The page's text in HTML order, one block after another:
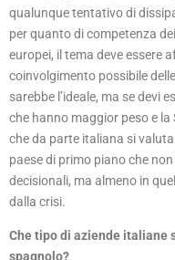
qualunque tentativo di
per quanto di competenza
europei, il tema deve essere
coinvolgimento possibile
sarebbe l’ideale, ma se devi
che hanno maggior peso e la
che da parte italiana si
paese di primo piano che
decisionali, ma almeno in
dalla crisi.
Che tipo di aziende italiane
spagnolo?